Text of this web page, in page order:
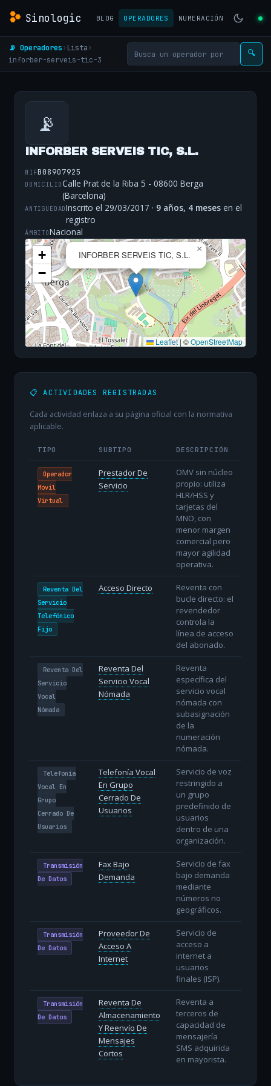
Sinologic BLOG OPERADORES NUMERACIÓN
📡 Operadores› Lista›
inforber-serveis-tic-3
🔍
📡
INFORBER SERVEIS TIC, S.L.
NIFB08907925
DOMICILIOCalle Prat de la Riba 5 - 08600 Berga
(Barcelona)
ANTIGÜEDADInscrito el 29/03/2017 · 9 años, 4 meses en el
registro
ÁMBITONacional
INFORBER SERVEIS TIC, S.L.
×
+
−
Leaflet | ©OpenStreetMap
📋 ACTIVIDADES REGISTRADAS
Cada actividad enlaza a su página oficial con la normativa
aplicable.
TIPO SUBTIPO DESCRIPCIÓN
Operador
Móvil
Virtual
Prestador De
Servicio
OMV sin núcleo
propio: utiliza
HLR/HSS y
tarjetas del
MNO, con
menor margen
comercial pero
mayor agilidad
operativa.
Reventa Del
Servicio
Telefónico
Fijo
Acceso Directo
Reventa con
bucle directo: el
revendedor
controla la
línea de acceso
del abonado.
Reventa Del
Servicio
Vocal
Nómada
Reventa Del
Servicio Vocal
Nómada
Reventa
específica del
servicio vocal
nómada con
subasignación
de la
numeración
nómada.
Telefonía
Vocal En
Grupo
Cerrado De
Usuarios
Telefonía Vocal
En Grupo
Cerrado De
Usuarios
Servicio de voz
restringido a
un grupo
predefinido de
usuarios
dentro de una
organización.
Transmisión
De Datos
Fax Bajo
Demanda
Servicio de fax
bajo demanda
mediante
números no
geográficos.
Transmisión
De Datos
Proveedor De
Acceso A
Internet
Servicio de
acceso a
internet a
usuarios
finales (ISP).
Transmisión
De Datos
Reventa De
Almacenamiento
Y Reenvío De
Mensajes
Cortos
Reventa a
terceros de
capacidad de
mensajería
SMS adquirida
en mayorista.